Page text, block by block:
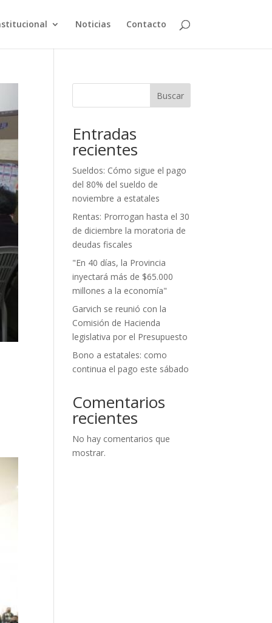
Noticias Contacto
Buscar
Entradas
recientes
Sueldos: Cómo sigue el pago
del 80% del sueldo de
noviembre a estatales
Rentas: Prorrogan hasta el 30
de diciembre la moratoria de
deudas fiscales
"En 40 días, la Provincia
inyectará más de $65.000
millones a la economía"
Garvich se reunió con la
Comisión de Hacienda
legislativa por el Presupuesto
Bono a estatales: como
continua el pago este sábado
Comentarios
recientes
No hay comentarios que
mostrar.